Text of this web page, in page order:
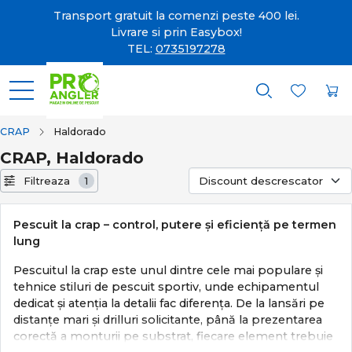
Transport gratuit la comenzi peste 400 lei.
Livrare si prin Easybox!
TEL: 0735197278
CRAP Haldorado
CRAP, Haldorado
Filtreaza 1
Pescuit la crap – control, putere și eficiență pe termen
lung
Pescuitul la crap este unul dintre cele mai populare și
tehnice stiluri de pescuit sportiv, unde echipamentul
dedicat și atenția la detalii fac diferența. De la lansări pe
distanțe mari și drilluri solicitante, până la prezentarea
corectă a monturii pe substrat, fiecare element trebuie